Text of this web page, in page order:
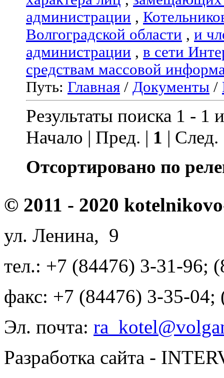
администрации ,
Волгоградской области , и
администрации , в сети
средствам массовой
Путь: Главная / Документы /
Результаты поиска 1 - 1
Начало | Пред. | 1 |
Отсортировано по
© 2011 - 2020
ул. Ленина, 9
тел.: +7 (84476) 3-31-96;
факс: +7 (84476) 3-35-04;
Эл. почта:
Разработка сайта -